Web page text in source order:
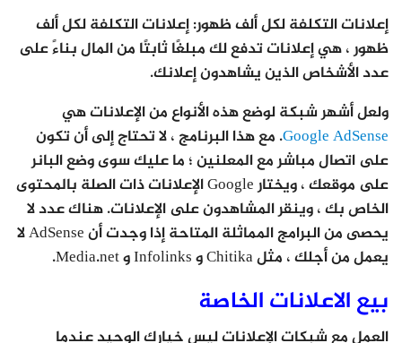
إعلانات التكلفة لكل ألف ظهور: إعلانات التكلفة لكل ألف
ظهور ، هي إعلانات تدفع لك مبلغًا ثابتًا من المال بناءً على
عدد الأشخاص الذين يشاهدون إعلانك.
ولعل أشهر شبكة لوضع هذه الأنواع من الإعلانات هي
Google AdSense. مع هذا البرنامج ، لا تحتاج إلى أن تكون
على اتصال مباشر مع المعلنين ؛ ما عليك سوى وضع البانر
على موقعك ، ويختار Google الإعلانات ذات الصلة بالمحتوى
الخاص بك ، وينقر المشاهدون على الإعلانات. هناك عدد لا
يحصى من البرامج المماثلة المتاحة إذا وجدت أن AdSense لا
يعمل من أجلك ، مثل Chitika و Infolinks و Media.net.
بيع الاعلانات الخاصة
العمل مع شبكات الإعلانات ليس خيارك الوحيد عندما